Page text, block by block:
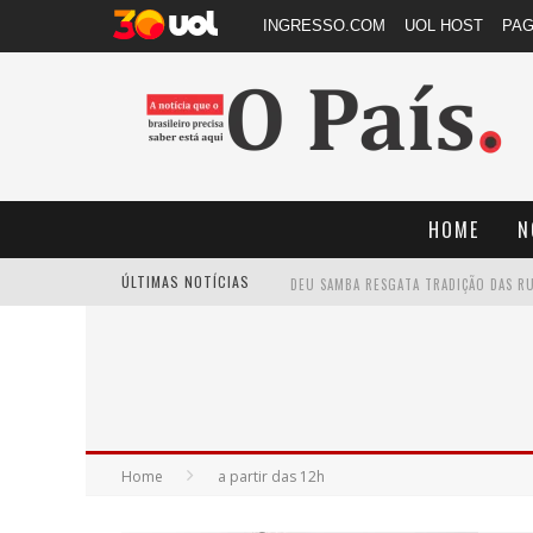
INGRESSO.COM UOL HOST
HOME
ÚLTIMAS NOTÍCIAS
Home a partir das 12h